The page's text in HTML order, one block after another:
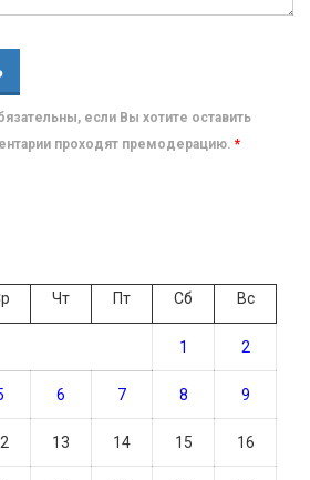
если Вы хотите оставить
проходят премодерацию. *
Чт Пт Сб Вс
1 2
6 7 8 9
13 14 15 16